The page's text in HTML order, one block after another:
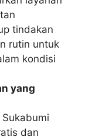
tindakan
rutin untuk
kondisi
yang
dan